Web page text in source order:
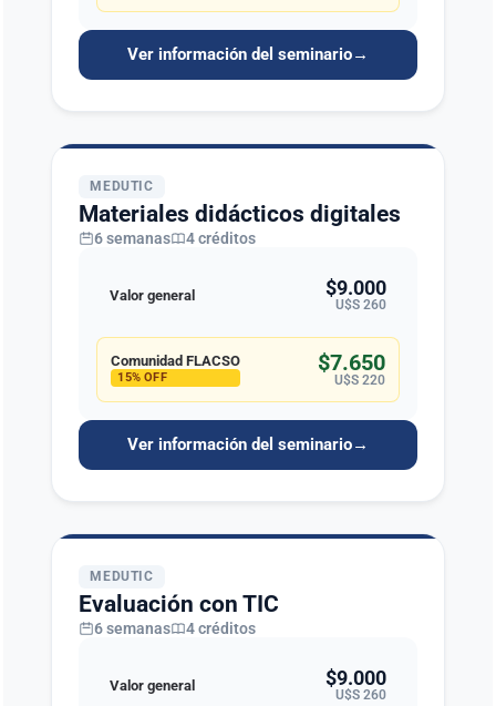
Ver información del seminario→
MEDUTIC
Materiales didácticos digitales
6 semanas 4 créditos
Valor general $9.000
U$S 260
Comunidad FLACSO
15% OFF
$7.650
U$S 220
Ver información del seminario→
MEDUTIC
Evaluación con TIC
6 semanas 4 créditos
Valor general $9.000
U$S 260